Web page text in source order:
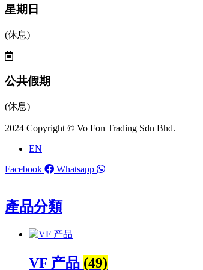
星期日
(休息)
公共假期
(休息)
2024 Copyright © Vo Fon Trading Sdn Bhd.
EN
Facebook
Whatsapp
產品分類
VF 产品 (49)